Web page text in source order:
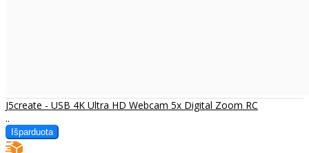
J5create - USB 4K Ultra HD Webcam 5x Digital Zoom RC
..